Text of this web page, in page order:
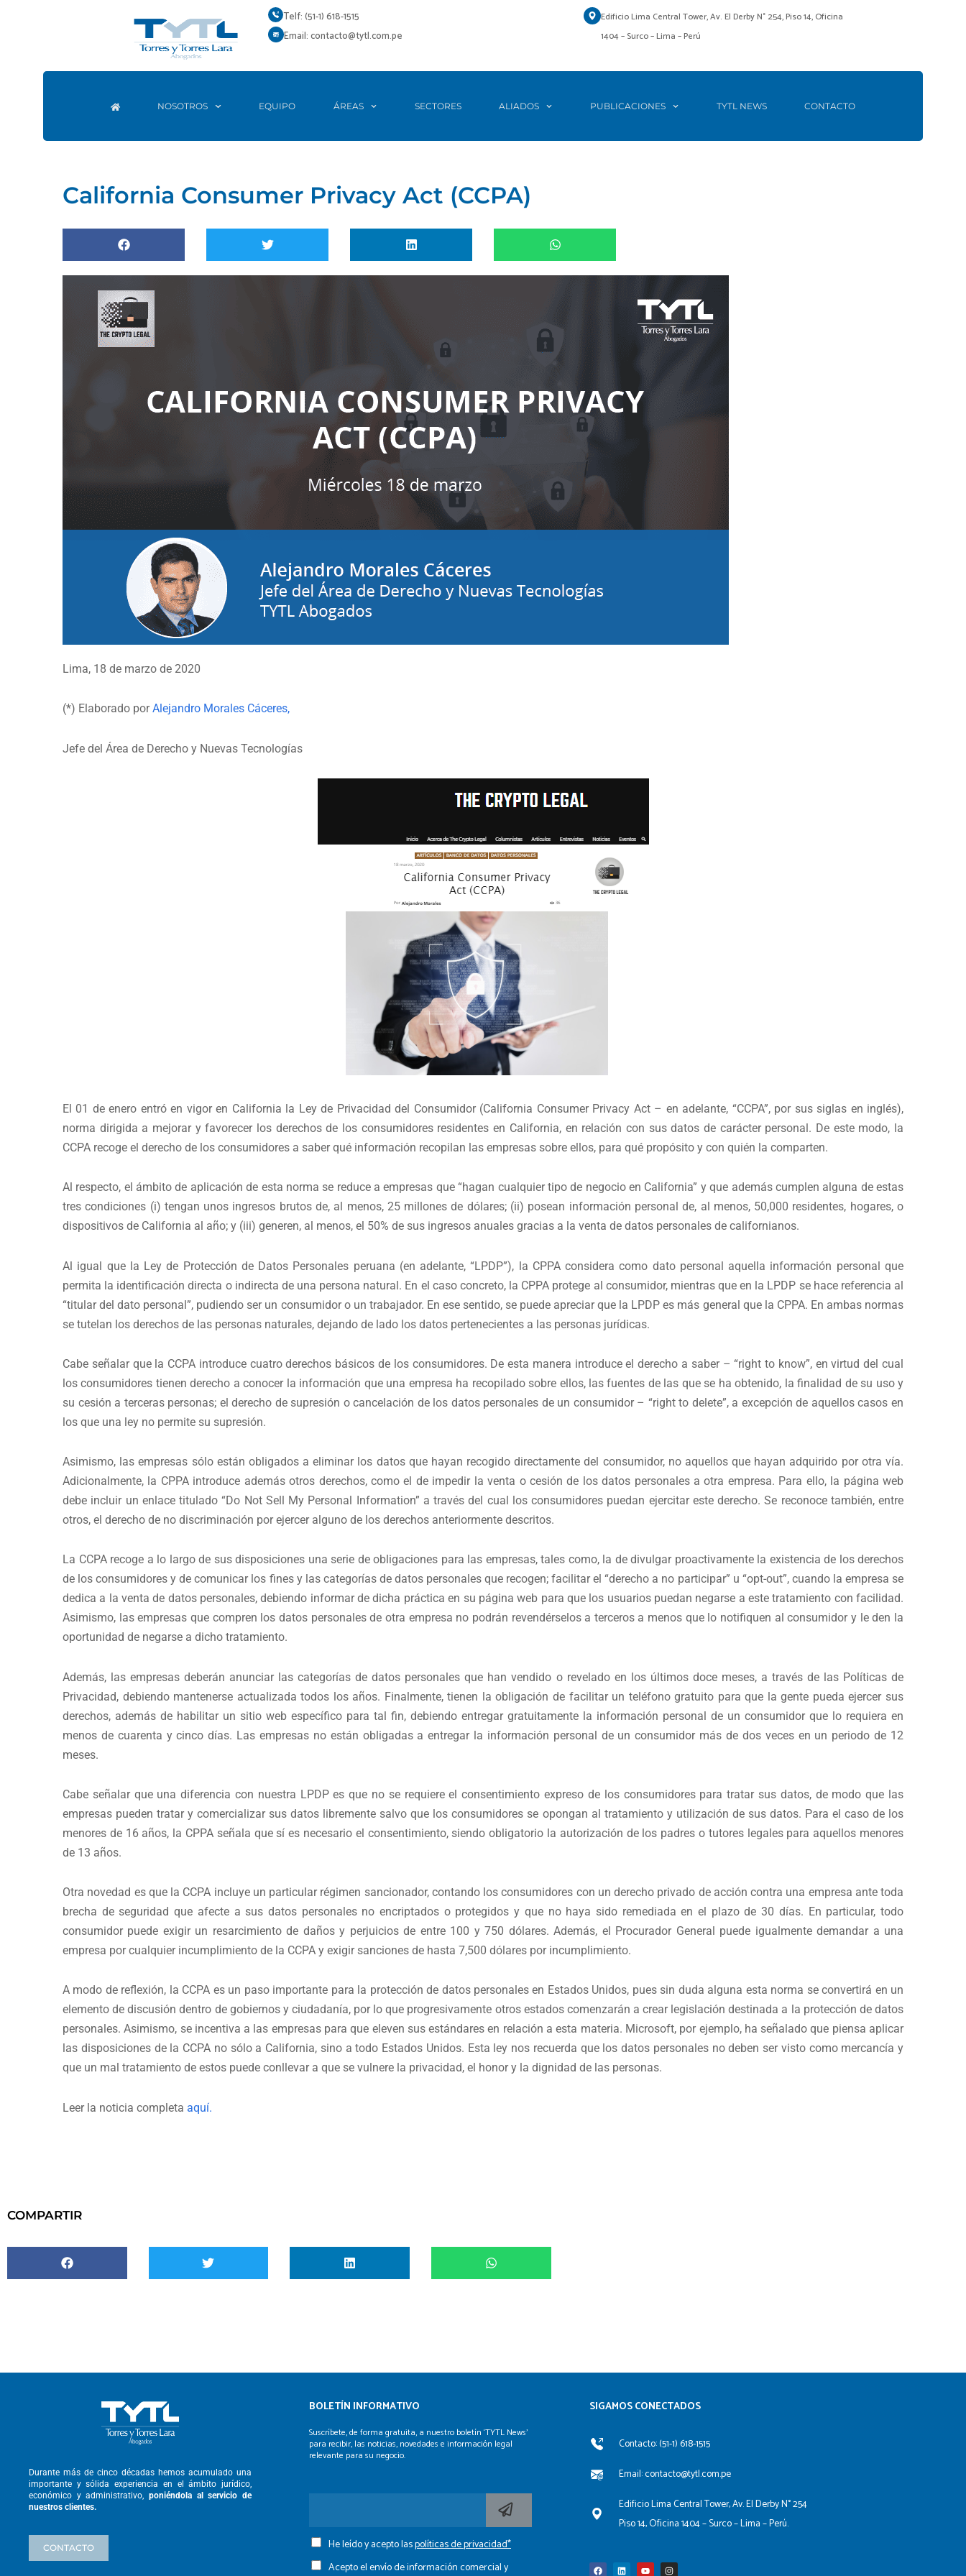
Telf: (51-1) 618-1515
Email: contacto@tytl.com.pe
Edificio Lima Central Tower, Av. El Derby N° 254, Piso 14, Oficina
1404 – Surco – Lima – Perú
NOSOTROS EQUIPO ÁREAS SECTORES ALIADOS PUBLICACIONES TYTL NEWS CONTACTO
California Consumer Privacy Act (CCPA)
Lima, 18 de marzo de 2020
(*) Elaborado porAlejandro Morales Cáceres,
Jefe del Área de Derecho y Nuevas Tecnologías
El 01 de enero entró en vigor en California la Ley de Privacidad del Consumidor (California Consumer Privacy Act – en adelante, “CCPA”, por sus siglas en inglés),
norma dirigida a mejorar y favorecer los derechos de los consumidores residentes en California, en relación con sus datos de carácter personal. De este modo, la
CCPA recoge el derecho de los consumidores a saber qué información recopilan las empresas sobre ellos, para qué propósito y con quién la comparten.
Al respecto, el ámbito de aplicación de esta norma se reduce a empresas que “hagan cualquier tipo de negocio en California” y que además cumplen alguna de estas
tres condiciones (i) tengan unos ingresos brutos de, al menos, 25 millones de dólares; (ii) posean información personal de, al menos, 50,000 residentes, hogares, o
dispositivos de California al año; y (iii) generen, al menos, el 50% de sus ingresos anuales gracias a la venta de datos personales de californianos.
Al igual que la Ley de Protección de Datos Personales peruana (en adelante, “LPDP”), la CPPA considera como dato personal aquella información personal que
permita la identificación directa o indirecta de una persona natural. En el caso concreto, la CPPA protege al consumidor, mientras que en la LPDP se hace referencia al
“titular del dato personal”, pudiendo ser un consumidor o un trabajador. En ese sentido, se puede apreciar que la LPDP es más general que la CPPA. En ambas normas
se tutelan los derechos de las personas naturales, dejando de lado los datos pertenecientes a las personas jurídicas.
Cabe señalar que la CCPA introduce cuatro derechos básicos de los consumidores. De esta manera introduce el derecho a saber – “right to know”, en virtud del cual
los consumidores tienen derecho a conocer la información que una empresa ha recopilado sobre ellos, las fuentes de las que se ha obtenido, la finalidad de su uso y
su cesión a terceras personas; el derecho de supresión o cancelación de los datos personales de un consumidor – “right to delete”, a excepción de aquellos casos en
los que una ley no permite su supresión.
Asimismo, las empresas sólo están obligados a eliminar los datos que hayan recogido directamente del consumidor, no aquellos que hayan adquirido por otra vía.
Adicionalmente, la CPPA introduce además otros derechos, como el de impedir la venta o cesión de los datos personales a otra empresa. Para ello, la página web
debe incluir un enlace titulado “Do Not Sell My Personal Information” a través del cual los consumidores puedan ejercitar este derecho. Se reconoce también, entre
otros, el derecho de no discriminación por ejercer alguno de los derechos anteriormente descritos.
La CCPA recoge a lo largo de sus disposiciones una serie de obligaciones para las empresas, tales como, la de divulgar proactivamente la existencia de los derechos
de los consumidores y de comunicar los fines y las categorías de datos personales que recogen; facilitar el “derecho a no participar” u “opt-out”, cuando la empresa se
dedica a la venta de datos personales, debiendo informar de dicha práctica en su página web para que los usuarios puedan negarse a este tratamiento con facilidad.
Asimismo, las empresas que compren los datos personales de otra empresa no podrán revendérselos a terceros a menos que lo notifiquen al consumidor y le den la
oportunidad de negarse a dicho tratamiento.
Además, las empresas deberán anunciar las categorías de datos personales que han vendido o revelado en los últimos doce meses, a través de las Políticas de
Privacidad, debiendo mantenerse actualizada todos los años. Finalmente, tienen la obligación de facilitar un teléfono gratuito para que la gente pueda ejercer sus
derechos, además de habilitar un sitio web específico para tal fin, debiendo entregar gratuitamente la información personal de un consumidor que lo requiera en
menos de cuarenta y cinco días. Las empresas no están obligadas a entregar la información personal de un consumidor más de dos veces en un periodo de 12
meses.
Cabe señalar que una diferencia con nuestra LPDP es que no se requiere el consentimiento expreso de los consumidores para tratar sus datos, de modo que las
empresas pueden tratar y comercializar sus datos libremente salvo que los consumidores se opongan al tratamiento y utilización de sus datos. Para el caso de los
menores de 16 años, la CPPA señala que sí es necesario el consentimiento, siendo obligatorio la autorización de los padres o tutores legales para aquellos menores
de 13 años.
Otra novedad es que la CCPA incluye un particular régimen sancionador, contando los consumidores con un derecho privado de acción contra una empresa ante toda
brecha de seguridad que afecte a sus datos personales no encriptados o protegidos y que no haya sido remediada en el plazo de 30 días. En particular, todo
consumidor puede exigir un resarcimiento de daños y perjuicios de entre 100 y 750 dólares. Además, el Procurador General puede igualmente demandar a una
empresa por cualquier incumplimiento de la CCPA y exigir sanciones de hasta 7,500 dólares por incumplimiento.
A modo de reflexión, la CCPA es un paso importante para la protección de datos personales en Estados Unidos, pues sin duda alguna esta norma se convertirá en un
elemento de discusión dentro de gobiernos y ciudadanía, por lo que progresivamente otros estados comenzarán a crear legislación destinada a la protección de datos
personales. Asimismo, se incentiva a las empresas para que eleven sus estándares en relación a esta materia. Microsoft, por ejemplo, ha señalado que piensa aplicar
las disposiciones de la CCPA no sólo a California, sino a todo Estados Unidos. Esta ley nos recuerda que los datos personales no deben ser visto como mercancía y
que un mal tratamiento de estos puede conllevar a que se vulnere la privacidad, el honor y la dignidad de las personas.
Leer la noticia completa aquí.
COMPARTIR
Durante más de cinco décadas hemos acumulado una
importante y sólidaexperiencia en el ámbito jurídico,
económico y administrativo, poniéndola al servicio de
nuestros clientes.
CONTACTO
BOLETÍN INFORMATIVO
Suscríbete, de forma gratuita, a nuestro boletín ‘TYTL News’
para recibir, las noticias, novedades e información legal
relevante para su negocio.
He leído y acepto laspolíticas de privacidad*
Acepto el envío de información comercial y
SIGAMOS CONECTADOS​
Contacto: (51-1) 618-1515
Email: contacto@tytl.com.pe
Edificio Lima Central Tower, Av. El Derby N° 254
Piso 14, Oficina 1404 – Surco – Lima – Perú.
c
e k
u
t
s
t